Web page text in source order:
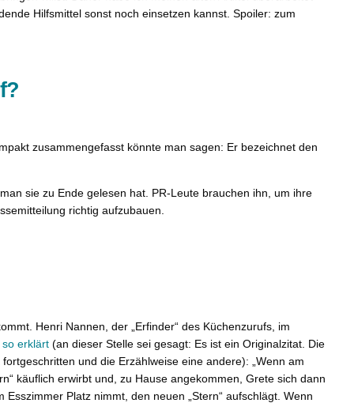
Hilfsmittel sonst noch einsetzen kannst. Spoiler: zum
zusammengefasst könnte man sagen: Er bezeichnet den
sie zu Ende gelesen hat. PR-Leute brauchen ihn, um ihre
richtig aufzubauen.
Henri Nannen, der „Erfinder“ des Küchenzurufs, im
so erklärt (an dieser Stelle sei gesagt: Es ist ein Originalzitat. Die
und die Erzählweise eine andere): „Wenn am
käuflich erwirbt und, zu Hause angekommen, Grete sich dann
Platz nimmt, den neuen „Stern“ aufschlägt. Wenn